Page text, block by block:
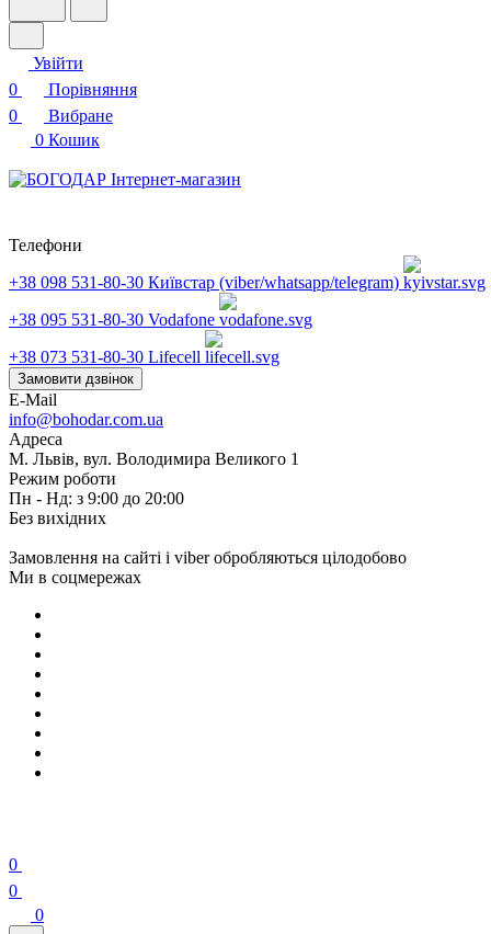
Увійти
0
Порівняння
0
Вибране
0 Кошик
Телефони
+38 098 531-80-30 Київстар (viber/whatsapp/telegram)
+38 095 531-80-30 Vodafone
+38 073 531-80-30 Lifecell
Замовити дзвінок
E-Mail
info@bohodar.com.ua
Адреса
М. Львів, вул. Володимира Великого 1
Режим роботи
Пн - Нд: з 9:00 до 20:00
Без вихідних
Замовлення на сайті і viber обробляються цілодобово
Ми в соцмережах
0
0
0